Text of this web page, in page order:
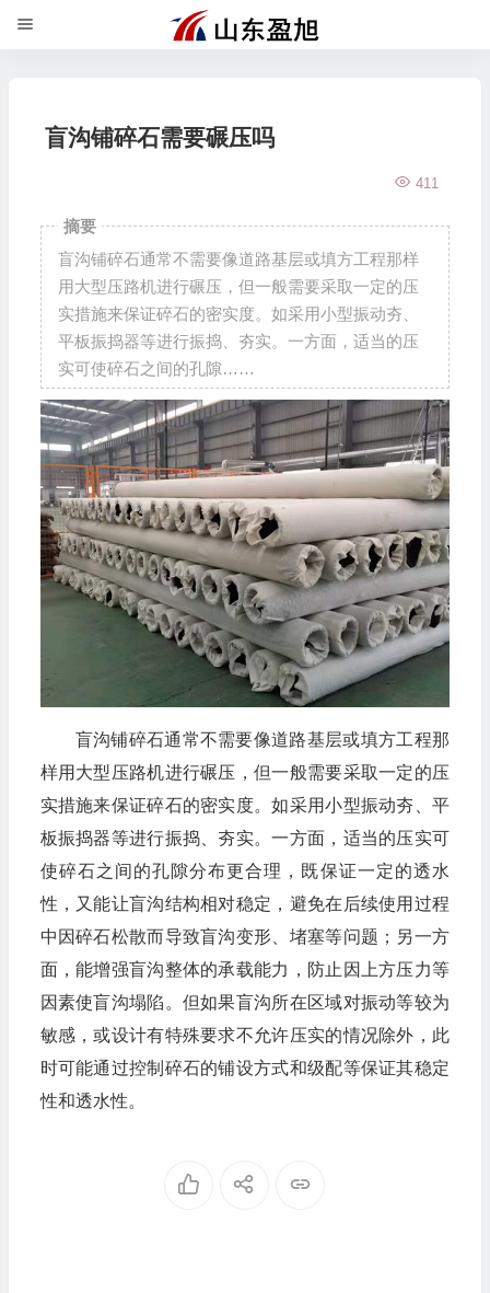
盲沟铺碎石需要碾压吗
411
摘要
盲沟铺碎石通常不需要像道路基层或填方工程那样
用大型压路机进行碾压，但一般需要采取一定的压
实措施来保证碎石的密实度。如采用小型振动夯、
平板振捣器等进行振捣、夯实。一方面，适当的压
实可使碎石之间的孔隙……
盲沟铺碎石通常不需要像道路基层或填方工程那
样用大型压路机进行碾压，但一般需要采取一定的压
实措施来保证碎石的密实度。如采用小型振动夯、平
板振捣器等进行振捣、夯实。一方面，适当的压实可
使碎石之间的孔隙分布更合理，既保证一定的透水
性，又能让盲沟结构相对稳定，避免在后续使用过程
中因碎石松散而导致盲沟变形、堵塞等问题；另一方
面，能增强盲沟整体的承载能力，防止因上方压力等
因素使盲沟塌陷。但如果盲沟所在区域对振动等较为
敏感，或设计有特殊要求不允许压实的情况除外，此
时可能通过控制碎石的铺设方式和级配等保证其稳定
性和透水性。